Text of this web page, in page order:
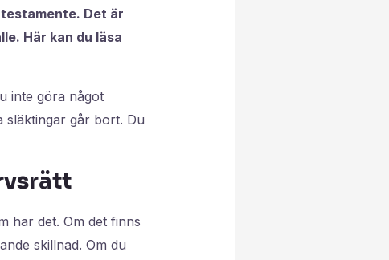
Det är
Här kan du läsa
inte göra något
släktingar går bort. Du
har det. Om det finns
skillnad. Om du